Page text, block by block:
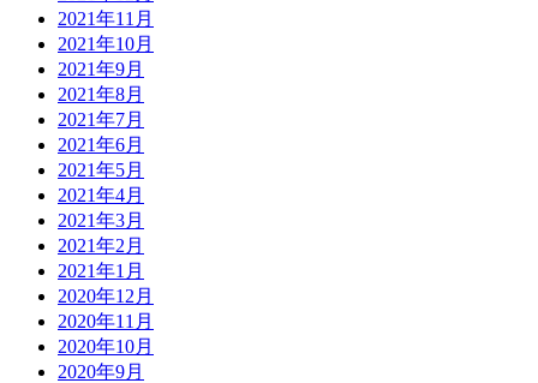
2021年11月
2021年10月
2021年9月
2021年8月
2021年7月
2021年6月
2021年5月
2021年4月
2021年3月
2021年2月
2021年1月
2020年12月
2020年11月
2020年10月
2020年9月